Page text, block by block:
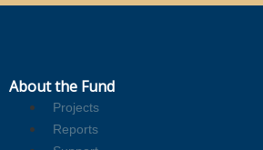
About the Fund
Projects
Reports